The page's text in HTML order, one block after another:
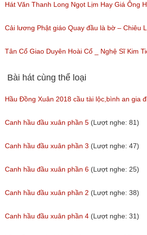
Hát Văn Thanh Long Ngọt Lịm Hay Giá Ông
(Lượt nghe: 501)
Cải lương Phật giáo Quay đầu là bờ – Chiêu
(Lượt nghe: 45)
Tân Cổ Giao Duyên Hoài Cổ _ Nghệ Sĩ Kim
Ngân _ Soạn giả Hoàng Song Việt
(Lượt nghe: 66)
Bài hát cùng thể loại
Hầu Đồng Xuân 2018 cầu tài lộc,bình an gia
36 giá hát văn hầu đồng
(Lượt nghe: 184)
Canh hầu đầu xuân phần 5 (Lượt nghe: 81)
Canh hầu đầu xuân phần 3 (Lượt nghe: 47)
Canh hầu đầu xuân phần 6 (Lượt nghe: 25)
Canh hầu đầu xuân phần 2 (Lượt nghe: 38)
Canh hầu đầu xuân phần 4 (Lượt nghe: 31)